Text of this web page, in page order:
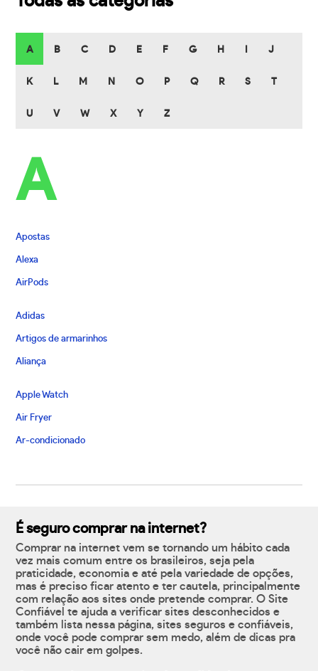
A B C D E F G H J
K L M N O P Q R S T
U V W X Y Z
A
Apostas
Alexa
AirPods
Adidas
Artigos de armarinhos
Aliança
Apple Watch
Air Fryer
Ar-condicionado
É seguro comprar na internet?
Comprar na internet vem se tornando um hábito cada
vez mais comum entre os brasileiros, seja pela
praticidade, economia e até pela variedade de opções,
mas é preciso ficar atento e ter cautela, principalmente
com relação aos sites onde pretende comprar. O Site
Confiável te ajuda a verificar sites desconhecidos e
também lista nessa página, sites seguros e confiáveis,
onde você pode comprar sem medo, além de dicas pra
você não cair em golpes.